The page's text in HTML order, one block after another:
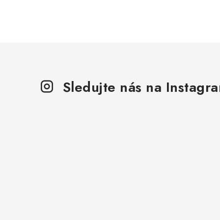
Sledujte nás na